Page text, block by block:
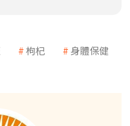
枸杞
身體保健